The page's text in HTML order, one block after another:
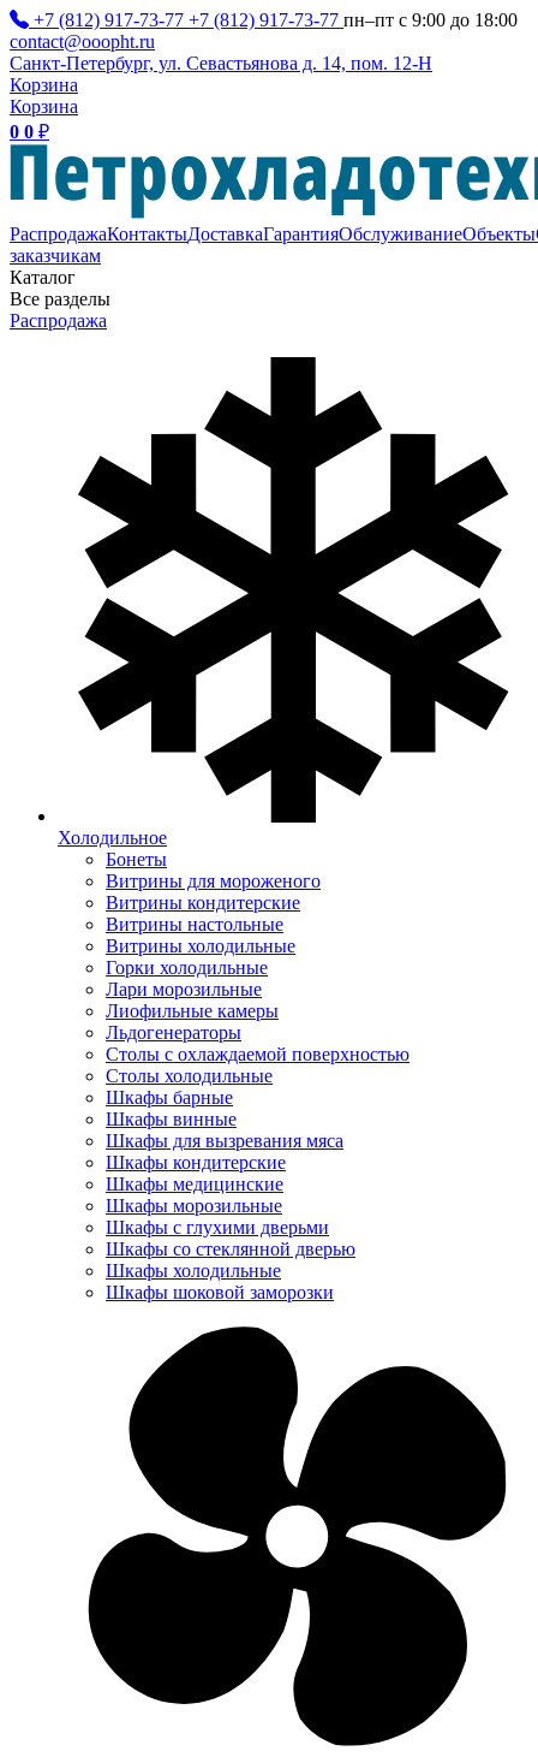
+7 (812) 917-73-77 +7 (812) 917-73-77 пн–пт с 9:00 до 18:00
contact@ooopht.ru
Санкт-Петербург, ул. Севастьянова д. 14, пом. 12-Н
Корзина
Корзина
0 0 ₽
РаспродажаКонтактыДоставкаГарантияОбслуживаниеОбъекты
заказчикам
Каталог
Все разделы
Распродажа
Холодильное
Бонеты
Витрины для мороженого
Витрины кондитерские
Витрины настольные
Витрины холодильные
Горки холодильные
Лари морозильные
Лиофильные камеры
Льдогенераторы
Столы с охлаждаемой поверхностью
Столы холодильные
Шкафы барные
Шкафы винные
Шкафы для вызревания мяса
Шкафы кондитерские
Шкафы медицинские
Шкафы морозильные
Шкафы с глухими дверьми
Шкафы со стеклянной дверью
Шкафы холодильные
Шкафы шоковой заморозки